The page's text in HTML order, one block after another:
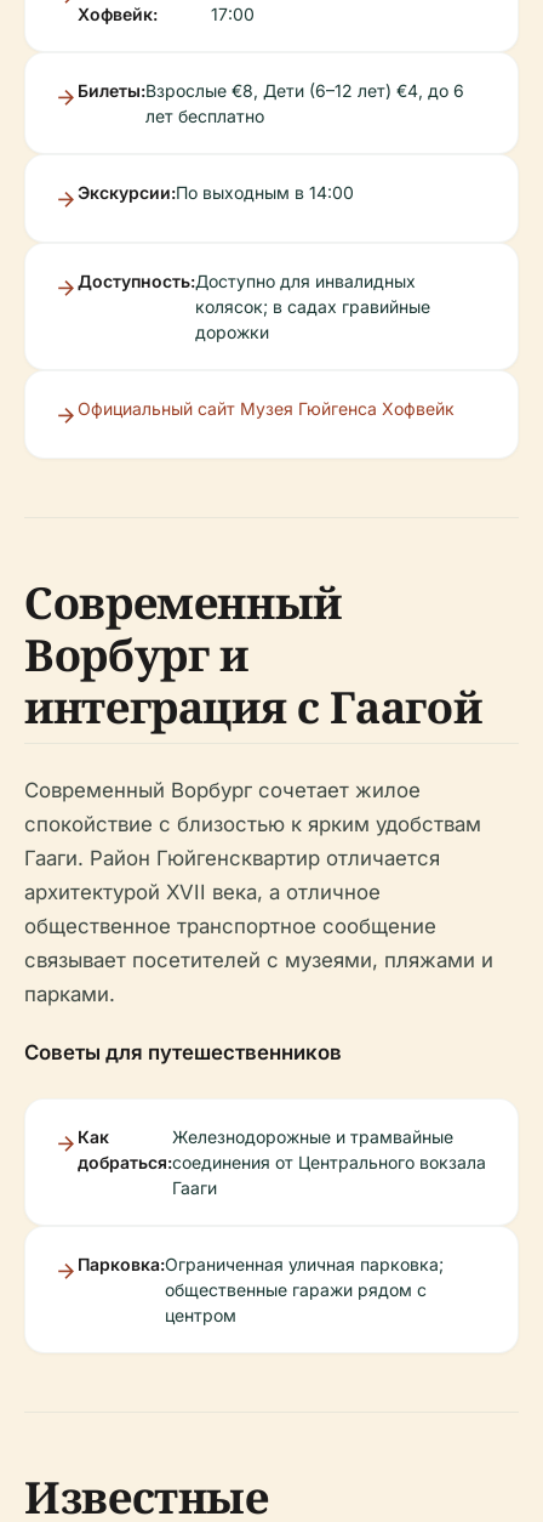
Хофвейк:
17:00
Билеты:Взрослые €8, Дети (6–12 лет) €4, до 6
лет бесплатно
Экскурсии:По выходным в 14:00
Доступность:Доступно для инвалидных
колясок; в садах гравийные
дорожки
Официальный сайт Музея Гюйгенса Хофвейк
Современный
Ворбург и
интеграция с Гаагой
Современный Ворбург сочетает жилое
спокойствие с близостью к ярким удобствам
Гааги. Район Гюйгенсквартир отличается
архитектурой XVII века, а отличное
общественное транспортное сообщение
связывает посетителей с музеями, пляжами и
парками.
Советы для путешественников
Как
добраться:
Железнодорожные и трамвайные
соединения от Центрального вокзала
Гааги
Парковка:Ограниченная уличная парковка;
общественные гаражи рядом с
центром
Известные